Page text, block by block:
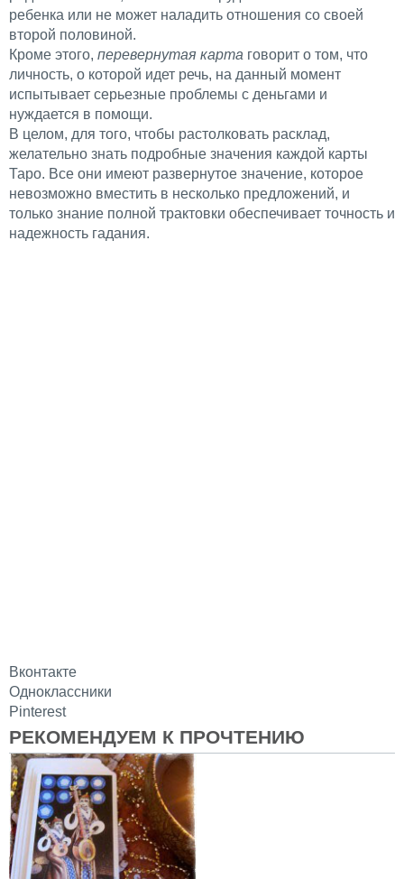
ребенка или не может наладить отношения со своей
второй половиной.
Кроме этого, перевернутая карта говорит о том, что
личность, о которой идет речь, на данный момент
испытывает серьезные проблемы с деньгами и
нуждается в помощи.
В целом, для того, чтобы растолковать расклад,
желательно знать подробные значения каждой карты
Таро. Все они имеют развернутое значение, которое
невозможно вместить в несколько предложений, и
только знание полной трактовки обеспечивает точность и
надежность гадания.
Вконтакте
Одноклассники
Pinterest
РЕКОМЕНДУЕМ К ПРОЧТЕНИЮ